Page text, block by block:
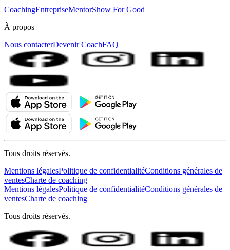
CoachingEntrepriseMentorShow For Good
À propos
Nous contacterDevenir CoachFAQ
Tous droits réservés.
Mentions légalesPolitique de confidentialitéConditions générales de
ventesCharte de coaching
Mentions légalesPolitique de confidentialitéConditions générales de
ventesCharte de coaching
Tous droits réservés.